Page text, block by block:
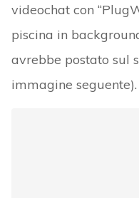
videochat con
piscina in
avrebbe postato sul
immagine seguente).